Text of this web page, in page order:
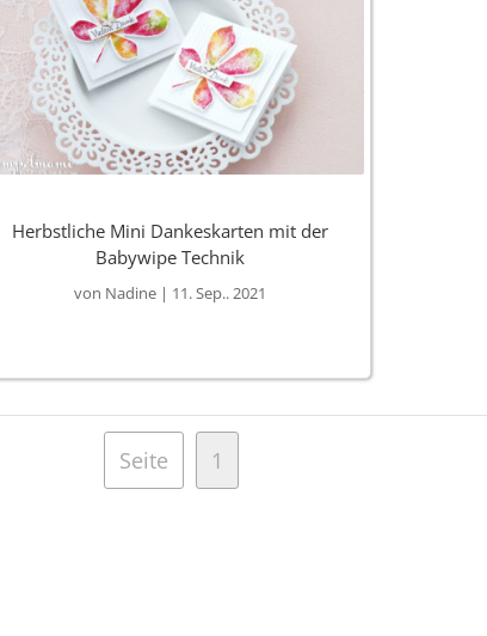
Herbstliche Mini Dankeskarten mit der
Babywipe Technik
von Nadine | 11. Sep.. 2021
Seite 1